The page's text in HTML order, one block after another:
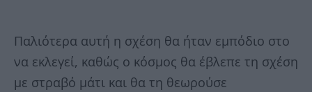
Παλιότερα αυτή η σχέση θα ήταν εμπόδιο στο
να εκλεγεί, καθώς ο κόσμος θα έβλεπε τη σχέση
με στραβό μάτι και θα τη θεωρούσε